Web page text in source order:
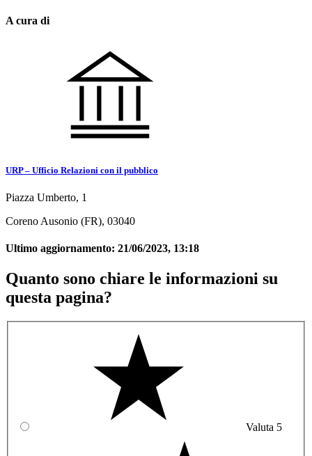
A cura di
URP – Ufficio Relazioni con il pubblico
Piazza Umberto, 1
Coreno Ausonio (FR), 03040
Ultimo aggiornamento: 21/06/2023, 13:18
Quanto sono chiare le informazioni su
questa pagina?
Valuta 5